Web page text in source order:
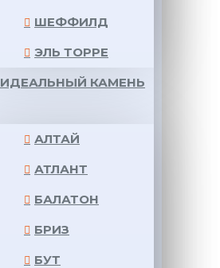
ШЕФФИЛД
ЭЛЬ ТОРРЕ
ИДЕАЛЬНЫЙ КАМЕНЬ
АЛТАЙ
АТЛАНТ
БАЛАТОН
БРИЗ
БУТ